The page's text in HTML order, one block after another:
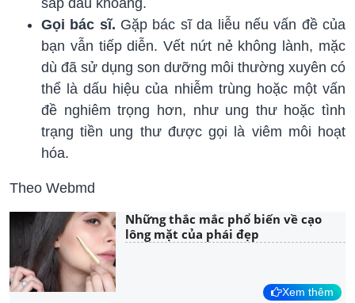
sáp dầu khoáng.
Gọi bác sĩ. Gặp bác sĩ da liễu nếu vấn đề của
bạn vẫn tiếp diễn. Vết nứt nẻ không lành, mặc
dù đã sử dụng son dưỡng môi thường xuyên có
thể là dấu hiệu của nhiễm trùng hoặc một vấn
đề nghiêm trọng hơn, như ung thư hoặc tình
trạng tiền ung thư được gọi là viêm môi hoạt
hóa.
Theo Webmd
Những thắc mắc phổ biến về cạo
lông mặt của phái đẹp
Xem thêm